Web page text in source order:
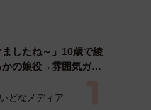
ましたね～」10歳で綾
かの娘役→雰囲気ガラ
」「宝塚に入れそ
どなメディア